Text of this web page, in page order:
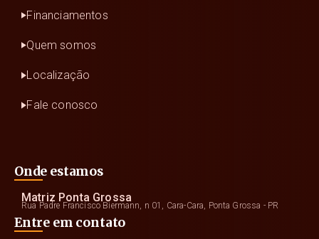
Financiamentos
Quem somos
Localização
Fale conosco
Onde estamos
Matriz Ponta Grossa
Rua Padre Francisco Biermann, n 01, Cara-Cara, Ponta Grossa - PR
Entre em contato